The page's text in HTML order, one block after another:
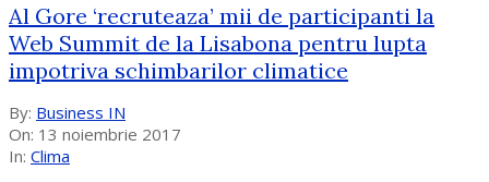
Al Gore ‘recruteaza’ mii de participanti la
Web Summit de la Lisabona pentru lupta
impotriva schimbarilor climatice
2017-
11-
13
By: Business IN
On: 13 noiembrie 2017
In: Clima